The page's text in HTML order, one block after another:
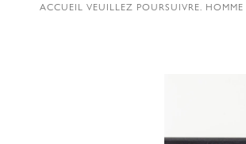
ACCUEIL VEUILLEZ POURSUIVRE. HOMME